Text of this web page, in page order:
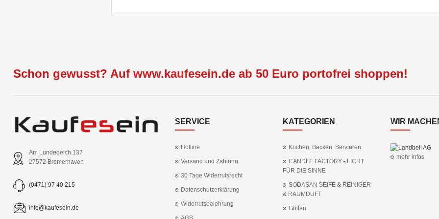
Schon gewusst? Auf www.kaufesein.de ab 50 Euro portofrei shoppen!
Am Lundedeich 137
27572 Bremerhaven
(0471) 97 40 215
info@kaufesein.de
SERVICE
Hotline
Versand und Zahlung
30 Tage Widerrufsrecht
Datenschutzerklärung
Widerrufsbelehrung
KATEGORIEN
Kochen, Backen, Servieren
CANDLE FACTORY - LICHT
FÜR DIE SINNE
SODASAN SEIFE & REINIGER
& RAUMDUFT
Grillen
WIR
mehr infos